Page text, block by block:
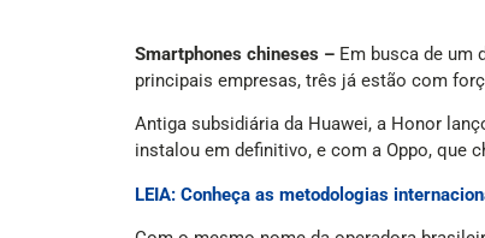
Smartphones chineses – Em busca de um
principais empresas, três já estão com
Antiga subsidiária da Huawei, a Honor
instalou em definitivo, e com a Oppo, que
LEIA: Conheça as metodologias